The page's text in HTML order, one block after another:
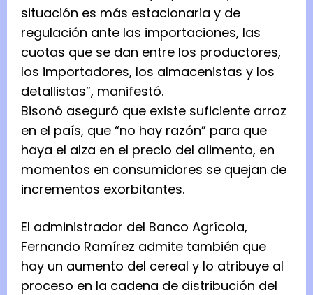
situación es más estacionaria y de
regulación ante las importaciones, las
cuotas que se dan entre los productores,
los importadores, los almacenistas y los
detallistas”, manifestó.
Bisonó aseguró que existe suficiente arroz
en el país, que “no hay razón” para que
haya el alza en el precio del alimento, en
momentos en consumidores se quejan de
incrementos exorbitantes.
El administrador del Banco Agrícola,
Fernando Ramírez admite también que
hay un aumento del cereal y lo atribuye al
proceso en la cadena de distribución del